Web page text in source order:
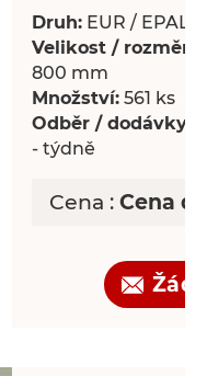
Druh: EUR / EPAL
Velikost / rozměry:
800 mm
Množství: 561 ks
Odběr / dodávky:
- týdně
Cena : Cena